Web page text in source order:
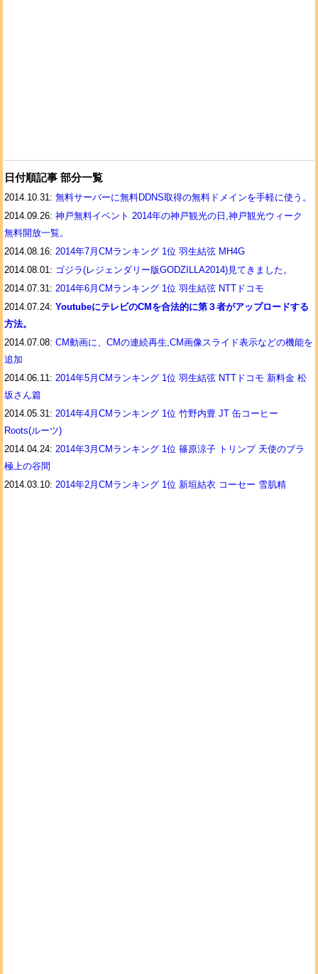
日付順記事 部分一覧
2014.10.31: 無料サーバーに無料DDNS取得の無料ドメインを手軽に使う。
2014.09.26: 神戸無料イベント 2014年の神戸観光の日,神戸観光ウィーク
無料開放一覧。
2014.08.16: 2014年7月CMランキング 1位 羽生結弦 MH4G
2014.08.01: ゴジラ(レジェンダリー版GODZILLA2014)見てきました。
2014.07.31: 2014年6月CMランキング 1位 羽生結弦 NTTドコモ
2014.07.24: YoutubeにテレビのCMを合法的に第３者がアップロードする
方法。
2014.07.08: CM動画に、CMの連続再生,CM画像スライド表示などの機能を
追加
2014.06.11: 2014年5月CMランキング 1位 羽生結弦 NTTドコモ 新料金 松
坂さん篇
2014.05.31: 2014年4月CMランキング 1位 竹野内豊 JT 缶コーヒー
Roots(ルーツ)
2014.04.24: 2014年3月CMランキング 1位 篠原涼子 トリンプ 天使のブラ
極上の谷間
2014.03.10: 2014年2月CMランキング 1位 新垣結衣 コーセー 雪肌精